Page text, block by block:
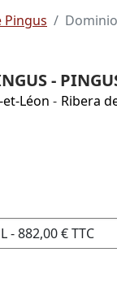
Pingus
-
Léon - Ribera